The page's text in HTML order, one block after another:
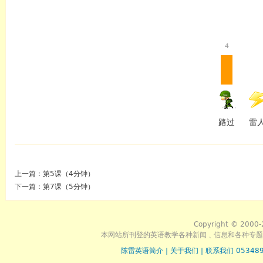
4
路过 雷
上一篇： 第5课（4分钟）
下一篇： 第7课（5分钟）
Copyright © 2000-
本网站所刊登的英语教学各种新闻﹑信息和各种专
陈雷英语简介
关于我们
联系我们